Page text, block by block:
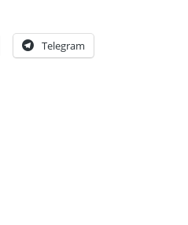
Telegram